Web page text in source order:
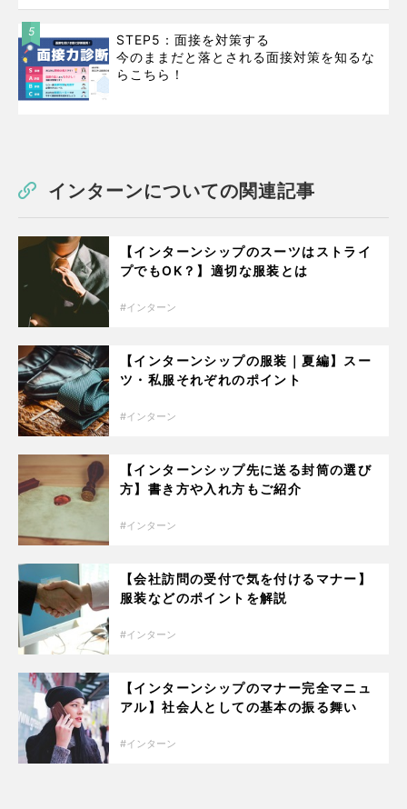
5
STEP5：面接を対策する
今のままだと落とされる面接対策を知るな
らこちら！
インターンについての関連記事
【インターンシップのスーツはストライ
プでもOK？】適切な服装とは
インターン
【インターンシップの服装｜夏編】スー
ツ・私服それぞれのポイント
インターン
【インターンシップ先に送る封筒の選び
方】書き方や入れ方もご紹介
インターン
【会社訪問の受付で気を付けるマナー】
服装などのポイントを解説
インターン
【インターンシップのマナー完全マニュ
アル】社会人としての基本の振る舞い
インターン